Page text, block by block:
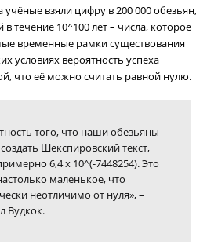
учёные взяли цифру в 200 000 обезьян,
течение 10^100 лет – числа, которое
временные рамки существования
условиях вероятность успеха
что её можно считать равной нулю.
того, что наши обезьяны
Шекспировский текст,
6,4 х 10^(-7448254). Это
маленькое, что
неотличимо от нуля», –
Вудкок.